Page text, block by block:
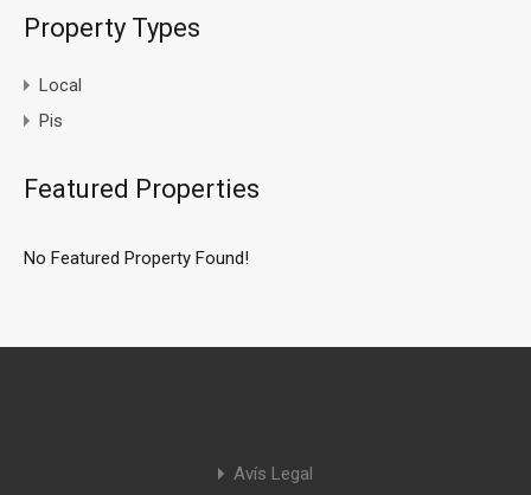
Property Types
Local
Pis
Featured Properties
No Featured Property Found!
Avís Legal